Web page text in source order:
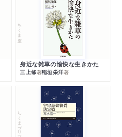
ちくま文庫
身近な雑草の愉快な生きかた
三上修著稲垣栄洋著
ちくまプリマー新書